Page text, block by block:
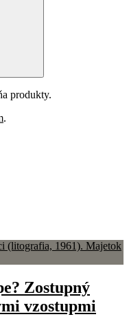
produkty.
.
Zostupný
vzostupmi